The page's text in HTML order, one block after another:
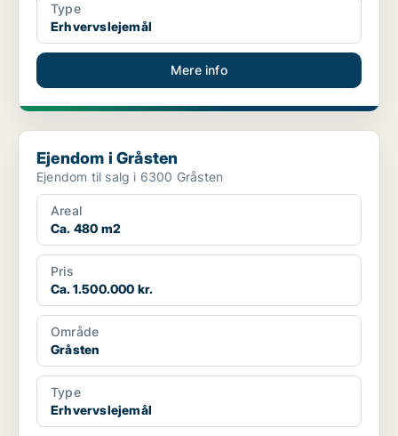
Type
Erhvervslejemål
Mere info
Ejendom i Gråsten
Ejendom i Gråsten
Ejendom til salg i 6300 Gråsten
Areal
Ca. 480 m2
Pris
Ca. 1.500.000 kr.
Område
Gråsten
Type
Erhvervslejemål